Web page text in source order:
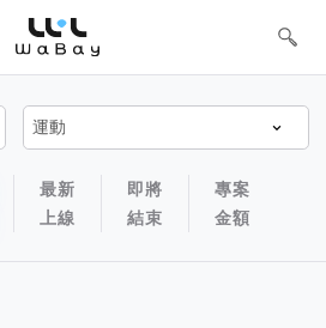
WaBay 挖貝 | 台灣最值得信賴的群眾
集資 / 群眾募資平台
最新
上線
即將
結束
專案
金額